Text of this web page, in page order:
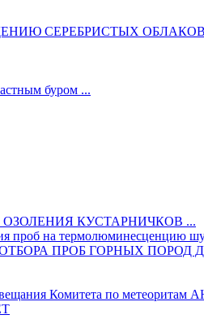
СЕРЕБРИСТЫХ
буром ...
КУСТАРНИЧКОВ ...
проб на термолюминесценцию
ОТБОРА ПРОБ ГОРНЫХ
Комитета по метеоритам